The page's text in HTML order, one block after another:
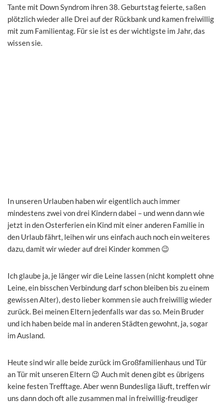
Tante mit Down Syndrom ihren 38. Geburtstag feierte, saßen
plötzlich wieder alle Drei auf der Rückbank und kamen freiwillig
mit zum Familientag. Für sie ist es der wichtigste im Jahr, das
wissen sie.
In unseren Urlauben haben wir eigentlich auch immer
mindestens zwei von drei Kindern dabei – und wenn dann wie
jetzt in den Osterferien ein Kind mit einer anderen Familie in
den Urlaub fährt, leihen wir uns einfach auch noch ein weiteres
dazu, damit wir wieder auf drei Kinder kommen 😉
Ich glaube ja, je länger wir die Leine lassen (nicht komplett ohne
Leine, ein bisschen Verbindung darf schon bleiben bis zu einem
gewissen Alter), desto lieber kommen sie auch freiwillig wieder
zurück. Bei meinen Eltern jedenfalls war das so. Mein Bruder
und ich haben beide mal in anderen Städten gewohnt, ja, sogar
im Ausland.
Heute sind wir alle beide zurück im Großfamilienhaus und Tür
an Tür mit unseren Eltern 😉 Auch mit denen gibt es übrigens
keine festen Trefftage. Aber wenn Bundesliga läuft, treffen wir
uns dann doch oft alle zusammen mal in freiwillig-freudiger